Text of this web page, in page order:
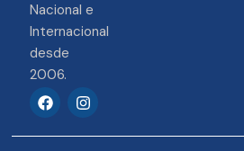
Nacional e
Internacional
desde
2006.
F
a
e
I
n
t